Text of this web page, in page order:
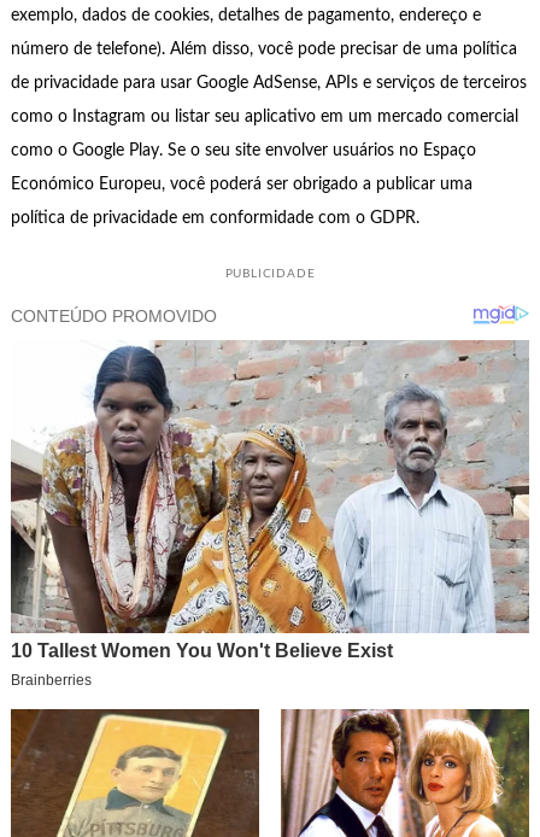
exemplo, dados de cookies, detalhes de pagamento, endereço e
número de telefone). Além disso, você pode precisar de uma política
de privacidade para usar Google AdSense, APIs e serviços de terceiros
como o Instagram ou listar seu aplicativo em um mercado comercial
como o Google Play. Se o seu site envolver usuários no Espaço
Económico Europeu, você poderá ser obrigado a publicar uma
política de privacidade em conformidade com o GDPR.
PUBLICIDADE